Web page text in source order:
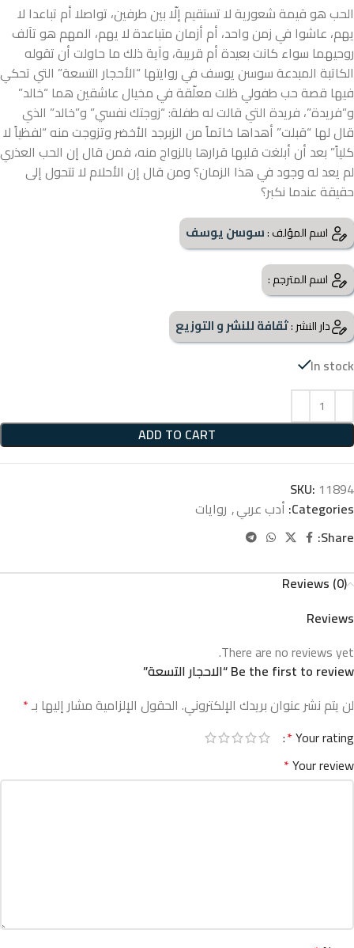
الحب هو قيمة شعورية لا تستقيم إلّا بين طرفين، تواصلا أم تباعدا لا
يهم، عاشوا في زمن واحد، أم أزمان متباعدة لا يهم، المهم هو تآلف
روحيهما سواء كانت بعيدة أم قريبة، وآية ذلك ما حاولت أن تقوله
الكاتبة المبدعة سوسن يوسف في روايتها “الأحجار التسعة” التي تحكي
فيها قصة حب طفولي ظلت معلّقة في مخيال عاشقين هما “خالد”
و”فريدة”، فريدة التي قالت له طفلة: “زوجتك نفسي” و”خالد” الذي
قال لها “قبلت” أهداها خاتماً من الزبرجد الأخضر وتزوجت منه “لفظياً لا
كلياً” بعد أن أبلغت قلبها قرارها بالزواج منه، فمن قال إن الحب العذري
لم يعد له وجود في هذا الزمان؟ ومن قال إن الأحلام لا تتحول إلى
حقيقة عندما نكبر؟
اسم المؤلف :سوسن يوسف
اسم المترجم :
دار النشر :ثقافة للنشر و التوزيع
In stock
ADD TO CART
SKU: 11894
Categories: أدب عربي, روايات
Share:
Reviews (0)
Reviews
There are no reviews yet.
Be the first to review “الاحجار التسعة”
لن يتم نشر عنوان بريدك الإلكتروني. الحقول الإلزامية مشار إليها بـ*
Your rating
*
Your review
*